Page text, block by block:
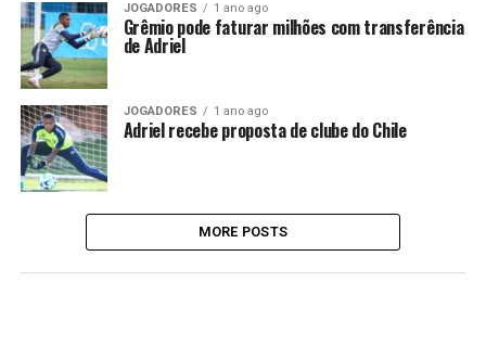
JOGADORES 1 ano ago
Grêmio pode faturar milhões com transferência
de Adriel
JOGADORES 1 ano ago
Adriel recebe proposta de clube do Chile
MORE POSTS